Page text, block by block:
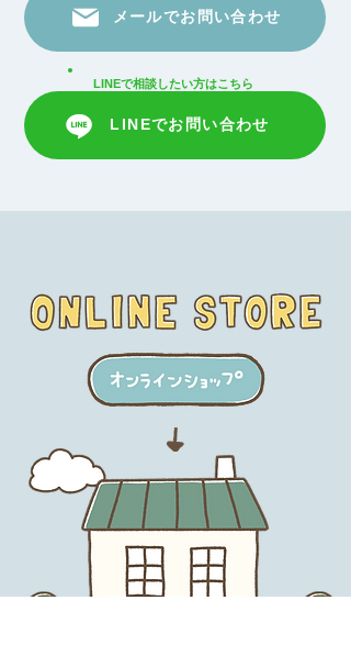
メールでお問い合わせ
LINEでお問い合わせ
LINEで相談したい方はこちら